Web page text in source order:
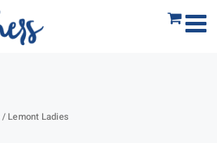
/ Lemont Ladies